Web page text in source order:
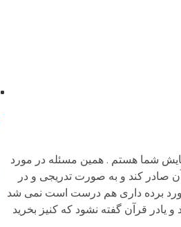
شما هستم . همین مسئله در مورد
صادر کند و به صورت تدریجی و در
مورد برده داری هم درست است نمی شد
و یادر قرآن گفته نشود که کنیز بخرید